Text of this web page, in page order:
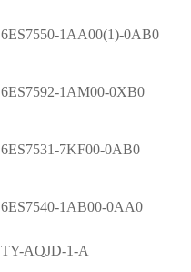
6ES7550-1AA00(1)-0AB0
6ES7592-1AM00-0XB0
6ES7531-7KF00-0AB0
6ES7540-1AB00-0AA0
TY-AQJD-1-A